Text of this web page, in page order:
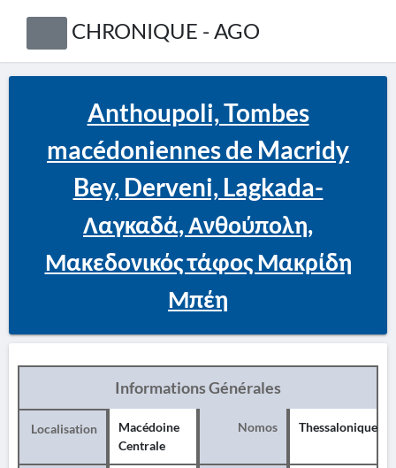
CHRONIQUE - AGO
Anthoupoli, Tombes
macédoniennes de Macridy
Bey, Derveni, Lagkada-
Λαγκαδά, Ανθούπολη,
Μακεδονικός τάφος Μακρίδη
Μπέη
Informations Générales
Localisation
Macédoine
Centrale
Nomos Thessalonique